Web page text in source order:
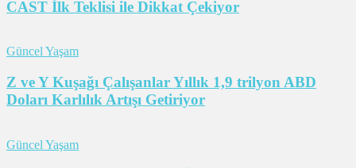
CAST İlk Teklisi ile Dikkat Çekiyor
Güncel Yaşam
Z ve Y Kuşağı Çalışanlar Yıllık 1,9 trilyon ABD
Doları Karlılık Artışı Getiriyor
Güncel Yaşam